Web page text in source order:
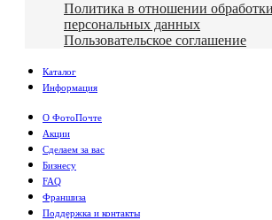
Политика в отношении обработки
персональных данных
Пользовательское соглашение
Каталог
Информация
О ФотоПочте
Акции
Сделаем за вас
Бизнесу
FAQ
Франшиза
Поддержка и контакты